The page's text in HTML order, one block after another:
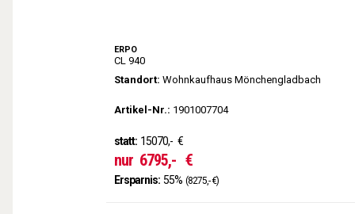
ERPO
CL 940
Standort: Wohnkaufhaus Mönchengladbach
Artikel-Nr.: 1901007704
statt: 15070,- €
nur 6795,- €
Ersparnis: 55% (8275,- €)